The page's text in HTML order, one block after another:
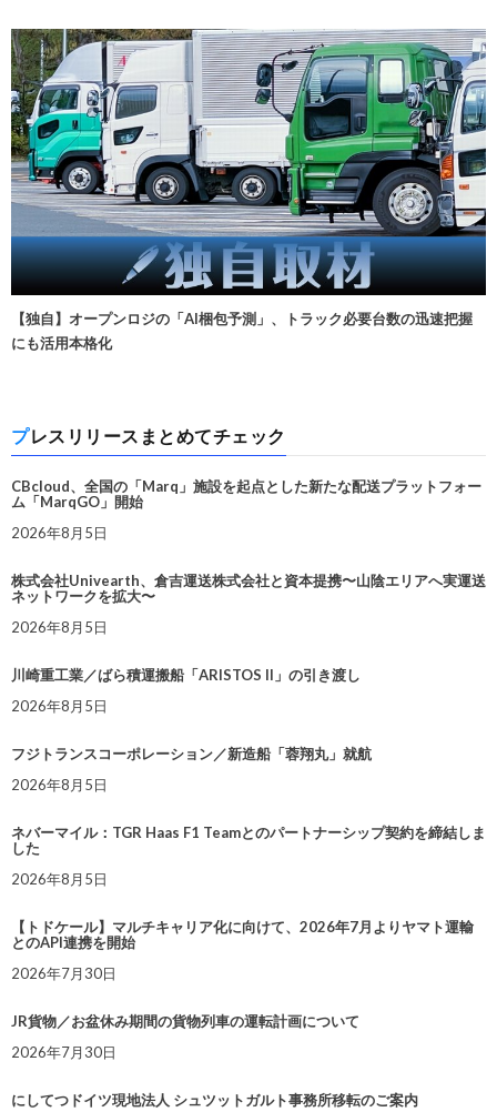
【独自】オープンロジの「AI梱包予測」、トラック必要台数の迅速把握
にも活用本格化
プレスリリースまとめてチェック
CBcloud、全国の「Marq」施設を起点とした新たな配送プラットフォー
ム「MarqGO」開始
2026年8月5日
株式会社Univearth、倉吉運送株式会社と資本提携〜山陰エリアへ実運送
ネットワークを拡大〜
2026年8月5日
川崎重工業／ばら積運搬船「ARISTOS II」の引き渡し
2026年8月5日
フジトランスコーポレーション／新造船「蓉翔丸」就航
2026年8月5日
ネバーマイル：TGR Haas F1 Teamとのパートナーシップ契約を締結しま
した
2026年8月5日
【トドケール】マルチキャリア化に向けて、2026年7月よりヤマト運輸
とのAPI連携を開始
2026年7月30日
JR貨物／お盆休み期間の貨物列車の運転計画について
2026年7月30日
にしてつドイツ現地法人 シュツットガルト事務所移転のご案内